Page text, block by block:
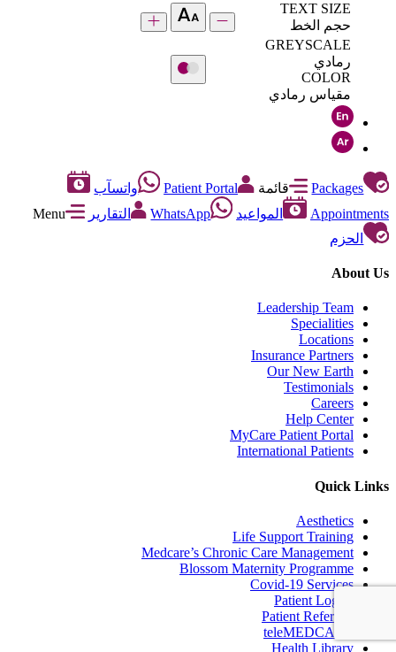
TEXT SIZE
حجم الخط
GREYSCALE
رمادي
COLOR
مقياس رمادي
Packages قائمة Patient Portal
واتسآب
Appointments
المواعيد WhatsApp التقارير
Menu
الحزم
About Us
Leadership Team
Specialities
Locations
Insurance Partners
Our New Earth
Testimonials
Careers
Help Center
MyCare Patient Portal
International Patients
Quick Links
Aesthetics
Life Support Training
Medcare’s Chronic Care Management
Blossom Maternity Programme
Covid-19 Services
Patient Log In
Patient Referrals
teleMEDCARE
Health Library